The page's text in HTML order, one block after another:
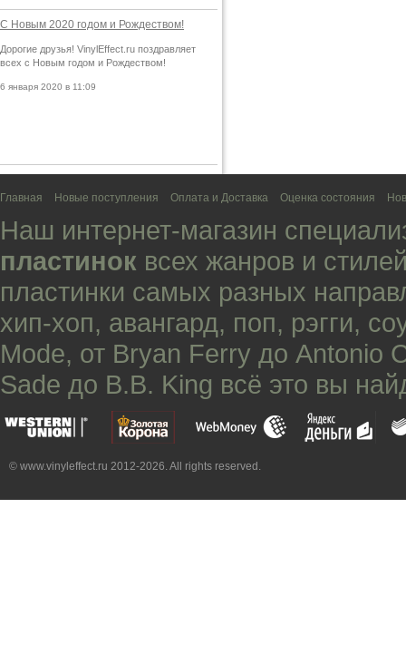
С Новым 2020 годом и Рождеством!
Дорогие друзья! VinylEffect.ru поздравляет
всех с Новым годом и Рождеством!
6 января 2020 в 11:09
Главная Новые поступления Оплата и Доставка Оценка состояния
Наш интернет-магазин
пластинок всех жанров и
пластинки самых разных
хип-хоп, авангард, поп, рэгги,
Mode, от Bryan Ferry до Antonio
Sade до B.B. King всё это вы
© www.vinyleffect.ru 2012-2026. All rights reserved.